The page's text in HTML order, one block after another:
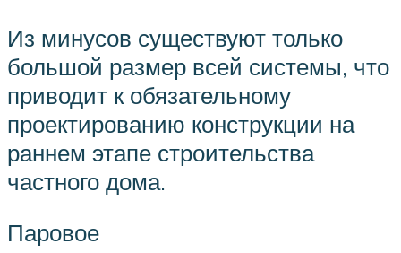
Из минусов существуют только
большой размер всей системы, что
приводит к обязательному
проектированию конструкции на
раннем этапе строительства
частного дома.
Паровое